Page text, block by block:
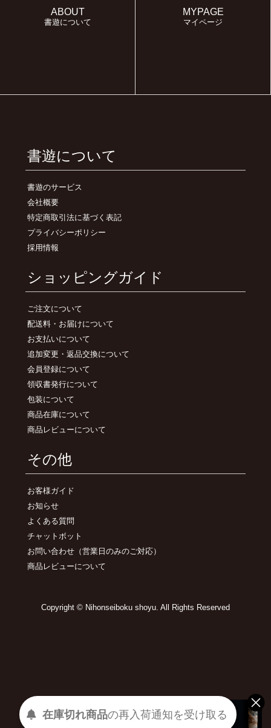
ABOUT
書遊について
MYPAGE
マイページ
書遊について
書遊のサービス
会社概要
特定商取引法に基づく表記
プライバシーポリシー
採用情報
ショッピングガイド
ご注文について
配送料・お届けについて
お支払いについて
追加変更・返品交換について
会員登録について
領収書発行について
包装について
商品在庫について
商品レビューについて
その他
お客様ガイド
お知らせ
よくある質問
チャットボット
お問い合わせ （営業日のみのご対応）
商品レビューについて
Copyright © Nihonseiboku shoyu. All Rights Reserved
在庫切れ商品の再入荷通知を受け取る